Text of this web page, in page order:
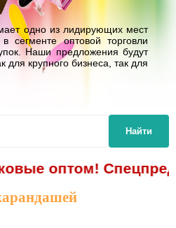
одно из лидирующих мест
сегменте оптовой торговли
Наши предложения будут
для крупного бизнеса, так для
Найти
оптом!